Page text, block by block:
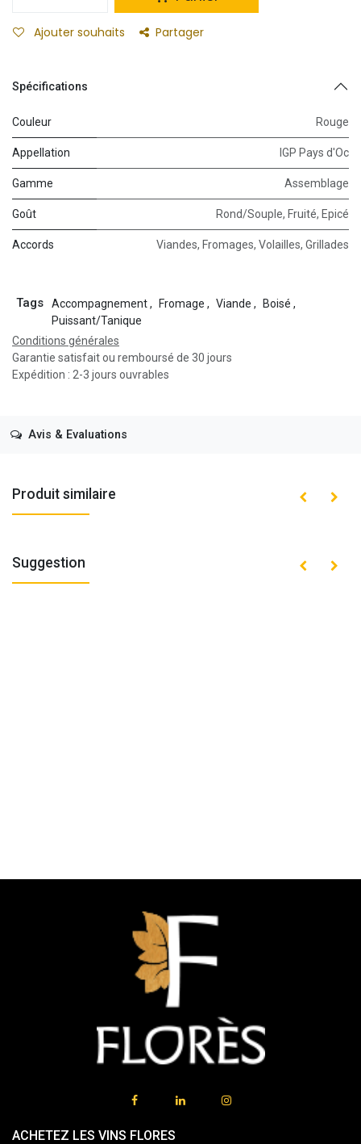
Ajouter souhaits Partager
Spécifications
Couleur Rouge
Appellation IGP Pays d'Oc
Gamme Assemblage
Goût Rond/Souple, Fruité, Epicé
Accords Viandes, Fromages, Volailles, Grillades
Tags Accompagnement, Fromage , Viande , Boisé ,
Puissant/Tanique
Conditions générales
Garantie satisfait ou remboursé de 30 jours
Expédition : 2-3 jours ouvrables
Avis & Evaluations
Produit similaire
Suggestion
ACHETEZ LES VINS FLORES